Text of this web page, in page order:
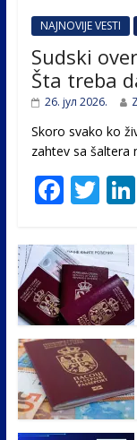
NAJNOVIJE VESTI
Sudski
Šta treba
26. јул 2026.
Skoro svako ko
zahtev sa šaltera
F
e
b
o
o
k
T
itt
er